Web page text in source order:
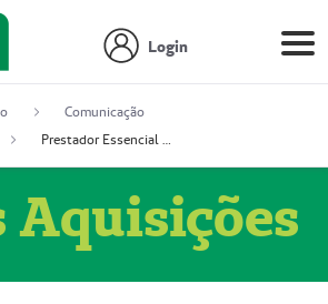
Login
Comunicação
Prestador Essencial Gestão em Saúde Ereli (51004354-7)
Aquisições